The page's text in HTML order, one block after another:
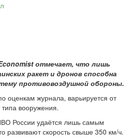
отмечает, что лишь
ракет и дронов способна
противовоздушной обороны.
оценкам журнала, варьируется от
вооружения.
России удаётся лишь самым
развивают скорость свыше 350 км/ч.